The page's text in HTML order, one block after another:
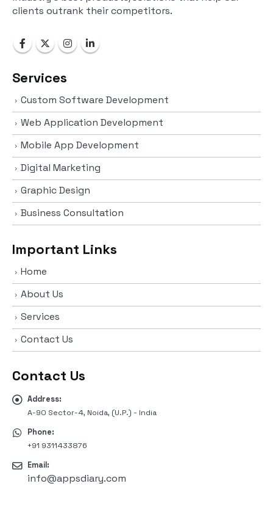
clients outrank their competitors.
Services
Custom Software Development
Web Application Development
Mobile App Development
Digital Marketing
Graphic Design
Business Consultation
Important Links
Home
About Us
Services
Contact Us
Contact Us
Address:
A-90 Sector-4, Noida, (U.P.) - India
Phone:
+91 9311433876
Email:
info@appsdiary.com